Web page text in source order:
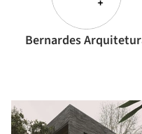
Bernardes